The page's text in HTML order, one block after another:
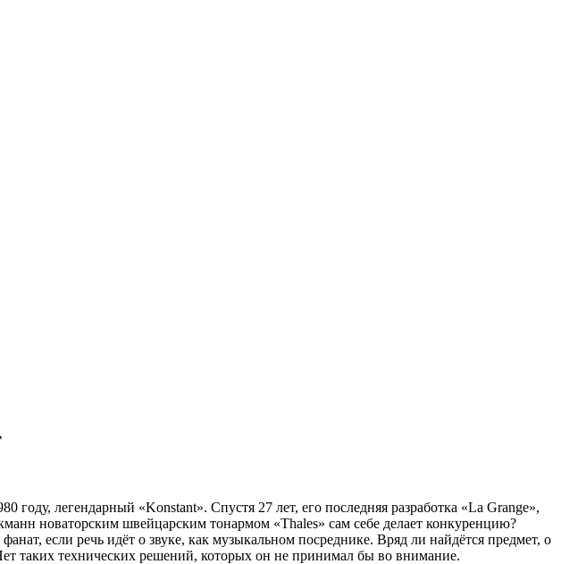
легендарный «Konstant». Спустя 27 лет, его последняя разработка «La Grange»,
новаторским швейцарским тонармом «Thales» сам себе делает конкуренцию?
если речь идёт о звуке, как музыкальном посреднике. Вряд ли найдётся предмет, о
таких технических решений, которых он не принимал бы во внимание.